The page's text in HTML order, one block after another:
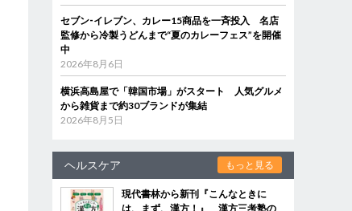
セブン‐イレブン、カレー15商品を一斉投入 名店
監修から冷製うどんまで“夏のカレーフェス”を開催
中
2026年8月6日
横浜高島屋で「韓国市場」がスタート 人気グルメ
から雑貨まで約30ブランドが集結
2026年8月5日
ヘルスケア もっと見る
現代書林から新刊『こんなときに
は、まず、漢方！』 漢方三考塾の